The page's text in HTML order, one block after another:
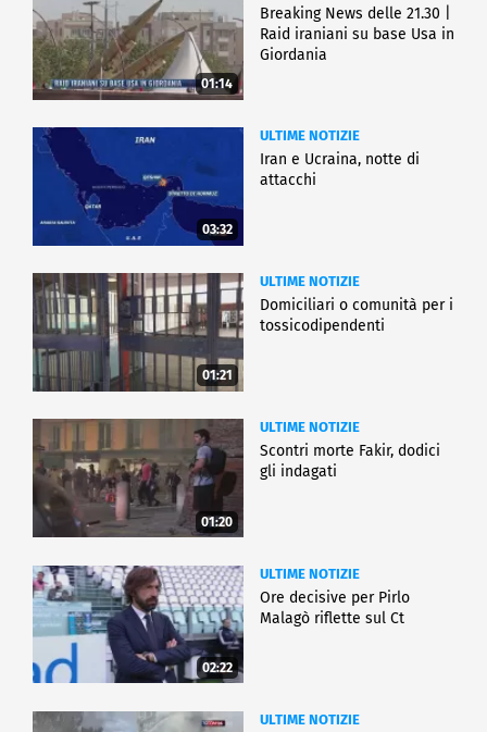
01:14
Breaking News delle 21.30 |
Raid iraniani su base Usa in
Giordania
03:32
ULTIME NOTIZIE
Iran e Ucraina, notte di
attacchi
01:21
ULTIME NOTIZIE
Domiciliari o comunità per i
tossicodipendenti
01:20
ULTIME NOTIZIE
Scontri morte Fakir, dodici
gli indagati
02:22
ULTIME NOTIZIE
Ore decisive per Pirlo
Malagò riflette sul Ct
ULTIME NOTIZIE